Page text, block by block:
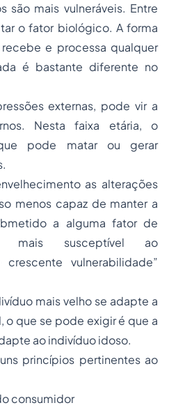
são mais vulneráveis. Entre
o fator biológico. A forma
e processa qualquer
é bastante diferente no
externas, pode vir a
Nesta faixa etária, o
pode matar ou gerar
as alterações
menos capaz de manter a
a alguma fator de
o mais susceptível ao
vulnerabilidade”
mais velho se adapte a
que se pode exigir é que a
ao indivíduo idoso.
princípios pertinentes ao
consumidor